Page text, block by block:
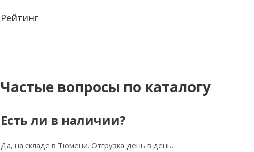
Рейтинг
Частые вопросы по каталогу
Есть ли в наличии?
Да, на складе в Тюмени. Отгрузка день в день.